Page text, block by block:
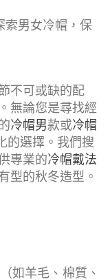
索男女冷帽，保
不可或缺的配
無論您是尋找經
冷帽男款或冷帽
的選擇。我們搜
專業的冷帽戴法
型的秋冬造型。
如羊毛、棉質、